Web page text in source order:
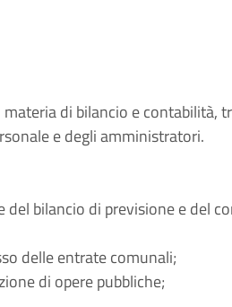
di bilancio e contabilità,
e degli amministratori.
bilancio di previsione e del
delle entrate comunali;
di opere pubbliche;